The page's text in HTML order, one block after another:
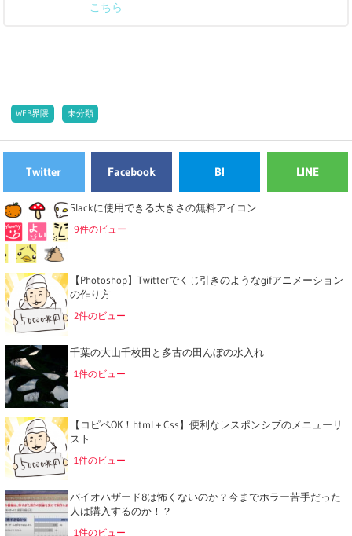
こちら
WEB界隈 未分類
Twitter Facebook B! LINE
Slackに使用できる大きさの無料アイコン
9件のビュー
【Photoshop】Twitterでくじ引きのようなgifアニメーション
の作り方
2件のビュー
千葉の大山千枚田と多古の田んぼの水入れ
1件のビュー
【コピペOK！html＋Css】便利なレスポンシブのメニューリ
スト
1件のビュー
バイオハザード8は怖くないのか？今までホラー苦手だった
人は購入するのか！？
1件のビュー